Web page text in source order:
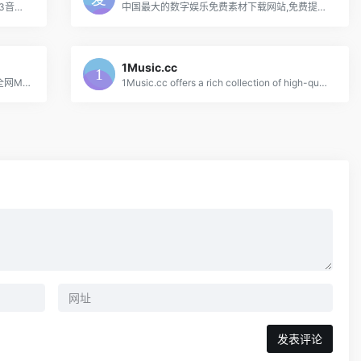
极光无损音乐网是一个无损音乐下载，mp3音乐免费下载,mp3音乐免费音乐下载的网站,抖音热门音乐下载，为广大爱好音乐者提供免费音乐素材交流分享的平台。 中国最大的数字娱乐免费素材下载网站,免费提供免费的音效配乐|3D模型|视频|游戏素材资源下载。
放屁网在线音乐搜索，可以在线免费下载全网MP3付费歌曲、流行音乐、经典老歌等。曲库完整，更新迅速，试听流畅，支持高品质|无损音质~
1Music.cc
1Music.cc offers a rich collection of high-quality music downloads, supporting FLAC and MP3 formats. One-click upload to WebDAV. Enjoy a vast library of lossless music with fast downloads and an ultimate sound experience!